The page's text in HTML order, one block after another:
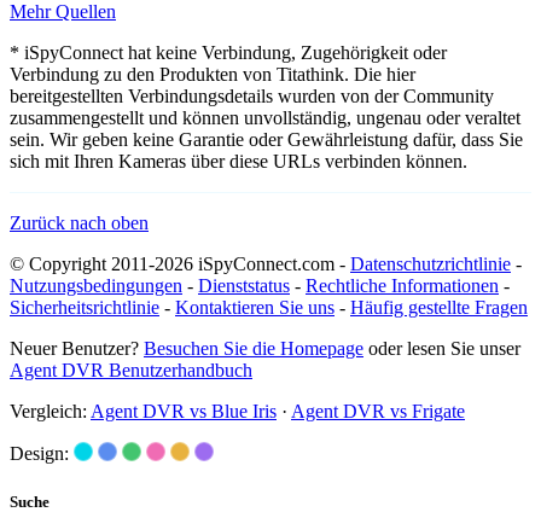
Mehr Quellen
* iSpyConnect hat keine Verbindung, Zugehörigkeit oder
Verbindung zu den Produkten von Titathink. Die hier
bereitgestellten Verbindungsdetails wurden von der Community
zusammengestellt und können unvollständig, ungenau oder veraltet
sein. Wir geben keine Garantie oder Gewährleistung dafür, dass Sie
sich mit Ihren Kameras über diese URLs verbinden können.
Zurück nach oben
© Copyright 2011-2026 iSpyConnect.com - Datenschutzrichtlinie -
Nutzungsbedingungen - Dienststatus - Rechtliche Informationen -
Sicherheitsrichtlinie - Kontaktieren Sie uns - Häufig gestellte Fragen
Neuer Benutzer? Besuchen Sie die Homepage oder lesen Sie unser
Agent DVR Benutzerhandbuch
Vergleich: Agent DVR vs Blue Iris · Agent DVR vs Frigate
Design:
Suche